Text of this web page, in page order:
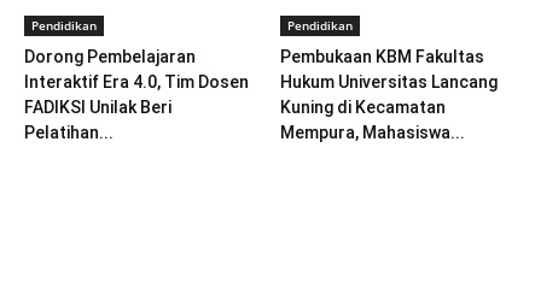
Pendidikan
Dorong Pembelajaran
Interaktif Era 4.0, Tim Dosen
FADIKSI Unilak Beri
Pelatihan...
Pendidikan
Pembukaan KBM Fakultas
Hukum Universitas Lancang
Kuning di Kecamatan
Mempura, Mahasiswa...